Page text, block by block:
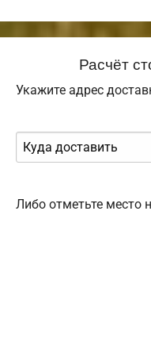
Расчёт
Укажите адрес
Либо отметьте место